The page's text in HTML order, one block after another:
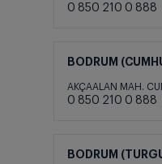
0 850 210 0 888
BODRUM
AKÇAALAN MAH.
0 850 210 0 888
BODRUM